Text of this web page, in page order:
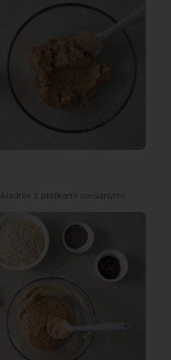
z płatkami owsianymi.